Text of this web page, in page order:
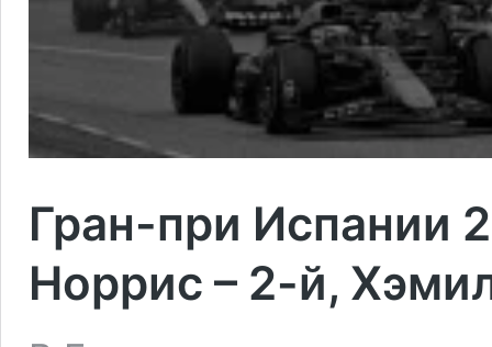
Гран-при Испании
Норрис – 2-й,